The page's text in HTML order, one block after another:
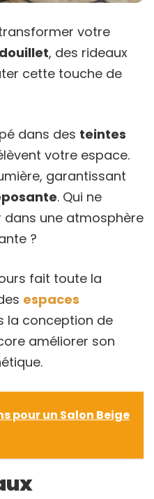
votre
, des rideaux
cette touche de
dans des teintes
votre espace.
garantissant
. Qui ne
une atmosphère
?
fait toute la
espaces
la conception de
améliorer son
pour un Salon Beige